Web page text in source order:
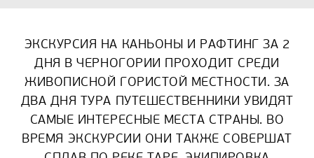
ЭКСКУРСИЯ НА КАНЬОНЫ И РАФТИНГ ЗА 2
ДНЯ В ЧЕРНОГОРИИ ПРОХОДИТ СРЕДИ
ЖИВОПИСНОЙ ГОРИСТОЙ МЕСТНОСТИ. ЗА
ДВА ДНЯ ТУРА ПУТЕШЕСТВЕННИКИ УВИДЯТ
САМЫЕ ИНТЕРЕСНЫЕ МЕСТА СТРАНЫ. ВО
ВРЕМЯ ЭКСКУРСИИ ОНИ ТАКЖЕ СОВЕРШАТ